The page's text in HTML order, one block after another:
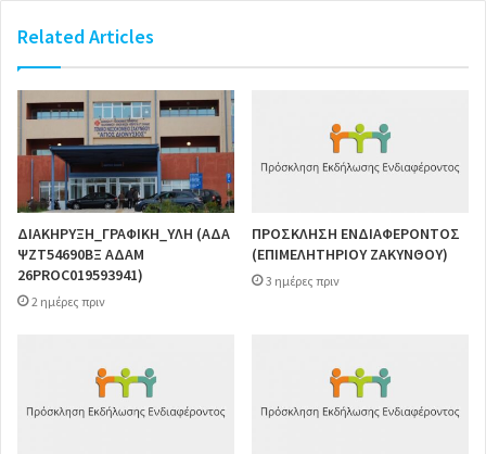
Related Articles
ΔΙΑΚΗΡΥΞΗ_ΓΡΑΦΙΚΗ_ΥΛΗ (ΑΔΑ
ΨΖΤ54690ΒΞ ΑΔΑΜ
26PROC019593941)
2 ημέρες πριν
ΠΡΟΣΚΛΗΣΗ ΕΝΔΙΑΦΕΡΟΝΤΟΣ
(ΕΠΙΜΕΛΗΤΗΡΙΟΥ ΖΑΚΥΝΘΟΥ)
3 ημέρες πριν